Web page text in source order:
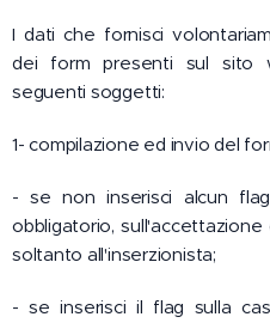
I dati che fornisci
dei form presenti sul sito
seguenti soggetti:
1- compilazione ed invio del
- se non inserisci alcun
obbligatorio,
soltanto all'inserzionista;
- se inserisci il flag sulla